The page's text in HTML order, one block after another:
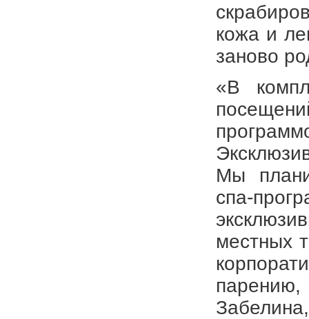
кожа и
заново
«В
Мы
спа-
местных